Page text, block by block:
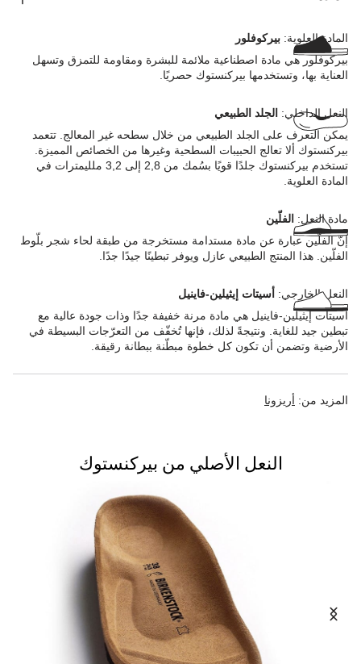
المادة العلوية: بيركوفلور
بيركوفلور هي مادة اصطناعية ملائمة للبشرة ومقاومة للتمزق وتسهل
العناية بها، وتستخدمها بيركنستوك حصريًا.
النعل الداخلي: الجلد الطبيعي
يمكن التعرف على الجلد الطبيعي من خلال سطحه غير المعالج. تتعمد
بيركنستوك ألا تعالج الحبيبات السطحية وغيرها من الخصائص المميزة.
تستخدم بيركنستوك جلدًا قويًا بسُمك من 2,8 إلى 3,2 ملليمترات في
المادة العلوية.
مادة النعل: الفلّين
إنّ الفلّين عبارة عن مادة مستدامة مستخرجة من طبقة لحاء شجر بلّوط
الفلّين. هذا المنتج الطبيعي عازل ويوفر تبطينًا جيدًا جدًا.
النعل الخارجي: أسيتات إيثيلين-فاينيل
أسيتات إيثيلين-فاينيل هي مادة مرنة خفيفة جدًا وذات جودة عالية مع
تبطين جيد للغاية. ونتيجةً لذلك، فإنها تُخفّف من التعرّجات البسيطة في
الأرضية وتضمن أن تكون كل خطوة مبطّنة ببطانة رقيقة.
المزيد من: أريزونا
النعل الأصلي من بيركنستوك